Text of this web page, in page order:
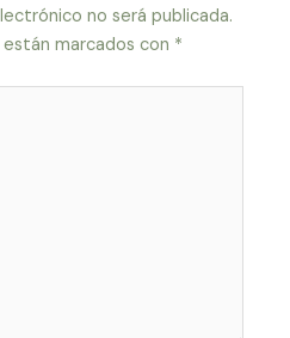
no será publicada.
marcados con *